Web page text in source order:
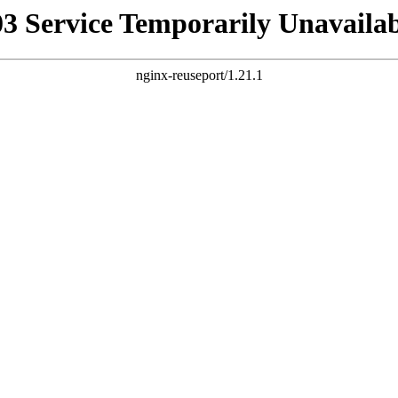
Service Temporarily
nginx-reuseport/1.21.1